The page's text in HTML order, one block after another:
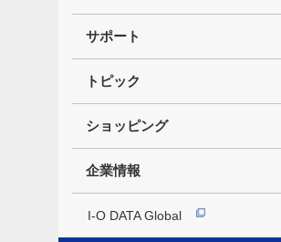
サポート
トピック
ショッピング
企業情報
I-O DATA Global